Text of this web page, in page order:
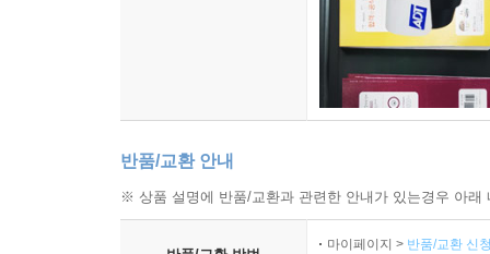
반품/교환 안내
※ 상품 설명에 반품/교환과 관련한 안내가 있는경우 아
마이페이지 > 반품/교환 신